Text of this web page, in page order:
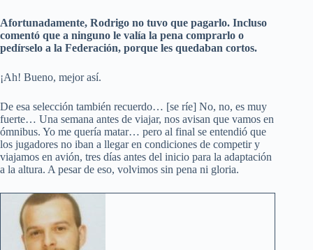
Afortunadamente, Rodrigo no tuvo que pagarlo. Incluso
comentó que a ninguno le valía la pena comprarlo o
pedírselo a la Federación, porque les quedaban cortos.
¡Ah! Bueno, mejor así.
De esa selección también recuerdo… [se ríe] No, no, es muy
fuerte… Una semana antes de viajar, nos avisan que vamos en
ómnibus. Yo me quería matar… pero al final se entendió que
los jugadores no iban a llegar en condiciones de competir y
viajamos en avión, tres días antes del inicio para la adaptación
a la altura. A pesar de eso, volvimos sin pena ni gloria.